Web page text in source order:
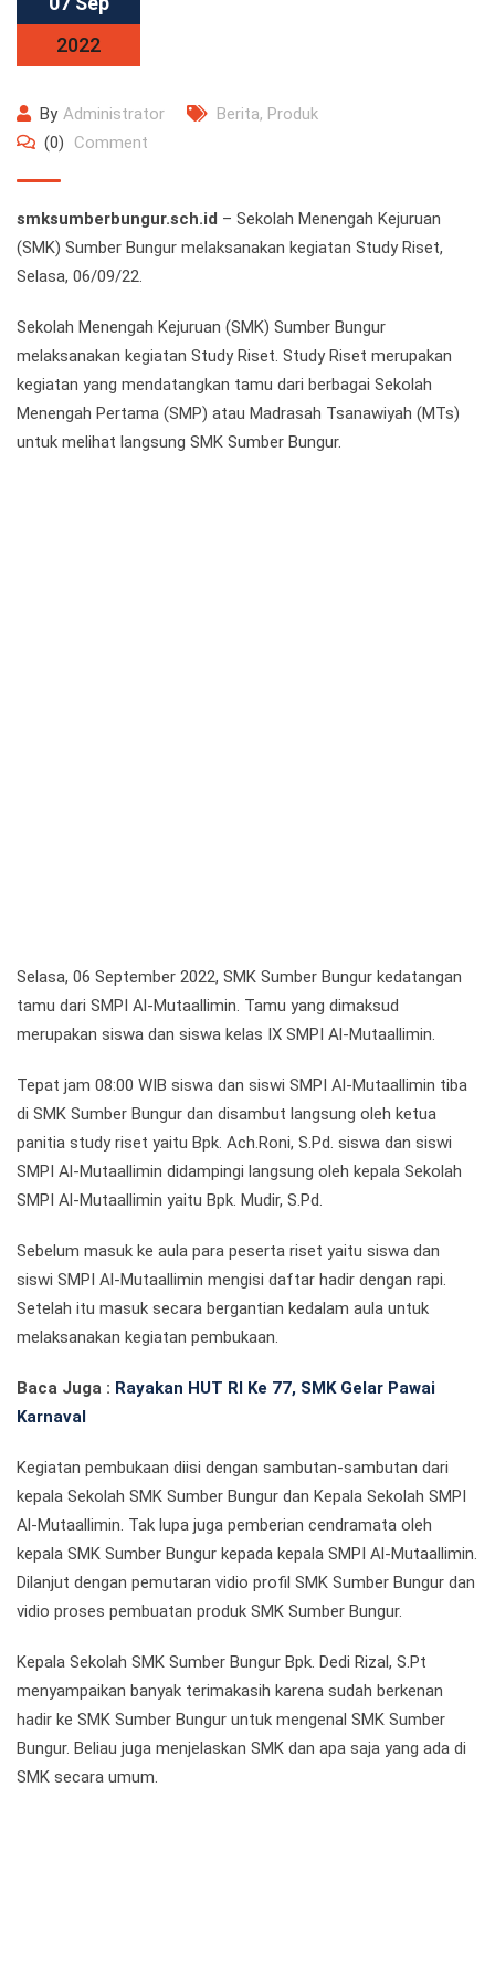
2022
By Administrator Berita, Produk
(0)
Comment
smksumberbungur.sch.id – Sekolah Menengah Kejuruan
(SMK) Sumber Bungur melaksanakan kegiatan Study Riset,
Selasa, 06/09/22.
Sekolah Menengah Kejuruan (SMK) Sumber Bungur
melaksanakan kegiatan Study Riset. Study Riset merupakan
kegiatan yang mendatangkan tamu dari berbagai Sekolah
Menengah Pertama (SMP) atau Madrasah Tsanawiyah (MTs)
untuk melihat langsung SMK Sumber Bungur.
Selasa, 06 September 2022, SMK Sumber Bungur kedatangan
tamu dari SMPI Al-Mutaallimin. Tamu yang dimaksud
merupakan siswa dan siswa kelas IX SMPI Al-Mutaallimin.
Tepat jam 08:00 WIB siswa dan siswi SMPI Al-Mutaallimin tiba
di SMK Sumber Bungur dan disambut langsung oleh ketua
panitia study riset yaitu Bpk. Ach.Roni, S.Pd. siswa dan siswi
SMPI Al-Mutaallimin didampingi langsung oleh kepala Sekolah
SMPI Al-Mutaallimin yaitu Bpk. Mudir, S.Pd.
Sebelum masuk ke aula para peserta riset yaitu siswa dan
siswi SMPI Al-Mutaallimin mengisi daftar hadir dengan rapi.
Setelah itu masuk secara bergantian kedalam aula untuk
melaksanakan kegiatan pembukaan.
Baca Juga : Rayakan HUT RI Ke 77, SMK Gelar Pawai
Karnaval
Kegiatan pembukaan diisi dengan sambutan-sambutan dari
kepala Sekolah SMK Sumber Bungur dan Kepala Sekolah SMPI
Al-Mutaallimin. Tak lupa juga pemberian cendramata oleh
kepala SMK Sumber Bungur kepada kepala SMPI Al-Mutaallimin.
Dilanjut dengan pemutaran vidio profil SMK Sumber Bungur dan
vidio proses pembuatan produk SMK Sumber Bungur.
Kepala Sekolah SMK Sumber Bungur Bpk. Dedi Rizal, S.Pt
menyampaikan banyak terimakasih karena sudah berkenan
hadir ke SMK Sumber Bungur untuk mengenal SMK Sumber
Bungur. Beliau juga menjelaskan SMK dan apa saja yang ada di
SMK secara umum.